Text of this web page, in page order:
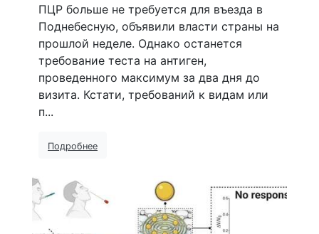
ПЦР больше не требуется для въезда в
Поднебесную, объявили власти страны на
прошлой неделе. Однако останется
требование теста на антиген,
проведенного максимум за два дня до
визита. Кстати, требований к видам или
п...
Подробнее